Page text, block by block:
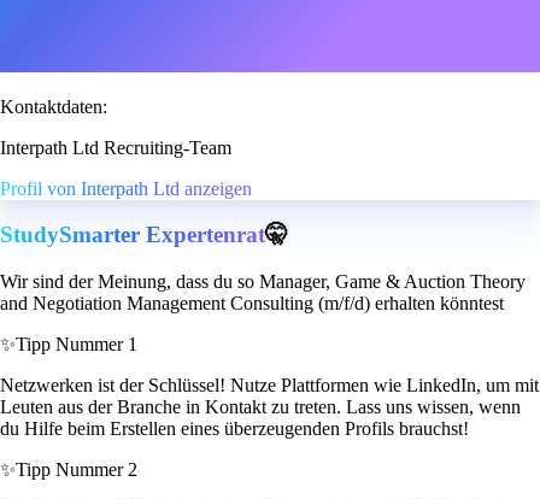
Kontaktdaten:
Interpath Ltd Recruiting-Team
Profil von Interpath Ltd anzeigen
StudySmarter Expertenrat🤫
Wir sind der Meinung, dass du so Manager, Game & Auction Theory
and Negotiation Management Consulting (m/f/d) erhalten könntest
✨Tipp Nummer 1
Netzwerken ist der Schlüssel! Nutze Plattformen wie LinkedIn, um mit
Leuten aus der Branche in Kontakt zu treten. Lass uns wissen, wenn
du Hilfe beim Erstellen eines überzeugenden Profils brauchst!
✨Tipp Nummer 2